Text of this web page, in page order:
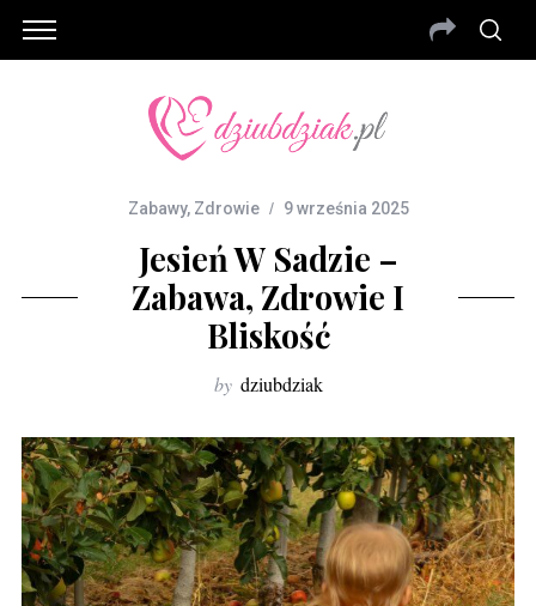
Zabawy, Zdrowie 9 września 2025
Jesień W Sadzie –
Zabawa, Zdrowie I
Bliskość
by dziubdziak